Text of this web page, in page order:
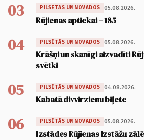
03 PILSĒTĀS UN NOVADOS 05.08.2026.
Rūjienas aptiekai – 185
04 PILSĒTĀS UN NOVADOS 05.08.2026.
Krāšņi un skanīgi aizvadīti
svētki
05 PILSĒTĀS UN NOVADOS 04.08.2026.
Kabatā divvirzienu biļete
06 PILSĒTĀS UN NOVADOS 05.08.2026.
Izstādes Rūjienas Izstāžu zālē